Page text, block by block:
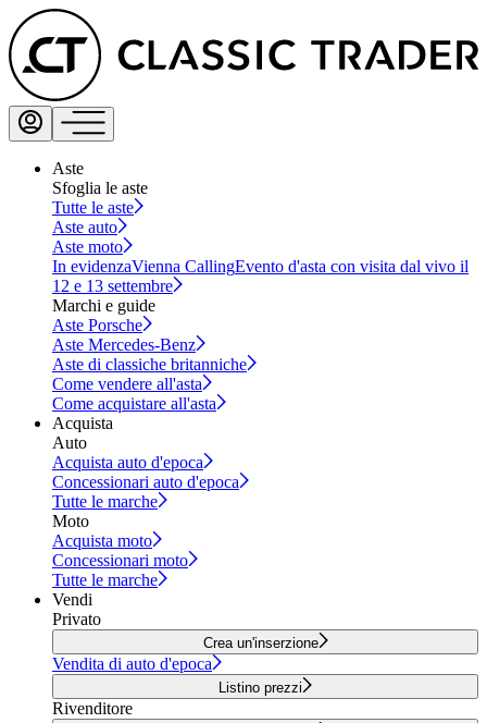
Aste
Sfoglia le aste
Tutte le aste
Aste auto
Aste moto
In evidenzaVienna CallingEvento d'asta con visita dal vivo il
12 e 13 settembre
Marchi e guide
Aste Porsche
Aste Mercedes-Benz
Aste di classiche britanniche
Come vendere all'asta
Come acquistare all'asta
Acquista
Auto
Acquista auto d'epoca
Concessionari auto d'epoca
Tutte le marche
Moto
Acquista moto
Concessionari moto
Tutte le marche
Vendi
Privato
Crea un'inserzione
Vendita di auto d'epoca
Listino prezzi
Rivenditore